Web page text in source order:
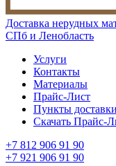
Доставка нерудных
СПб и Ленобласть
Услуги
Контакты
Материалы
Прайс-Лист
Пункты доставки
Скачать Прайс-
+7 812 906 91 90
+7 921 906 91 90